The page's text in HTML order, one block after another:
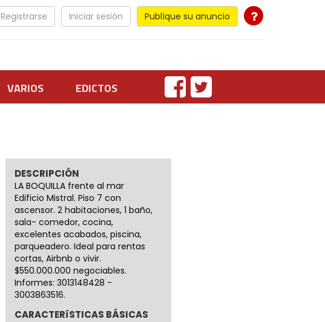
Publíque su anuncio
Iniciar sesión
Registrarse
VARIOS EDICTOS
DESCRIPCIÓN
LA BOQUILLA frente al mar
Edificio Mistral. Piso 7 con
ascensor. 2 habitaciones, 1 baño,
sala- comedor, cocina,
excelentes acabados, piscina,
parqueadero. Ideal para rentas
cortas, Airbnb o vivir.
$550.000.000 negociables.
Informes: 3013148428 -
3003863516.
CARACTERíSTICAS BÁSICAS